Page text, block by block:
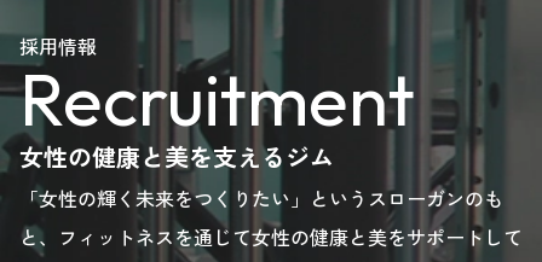
please
here.
please
here.
here.
please
here.
採用情報
Recruitment
女性の健康と美を支えるジム
「女性の輝く未来をつくりたい」というスローガンのも
と、フィットネスを通じて女性の健康と美をサポートして